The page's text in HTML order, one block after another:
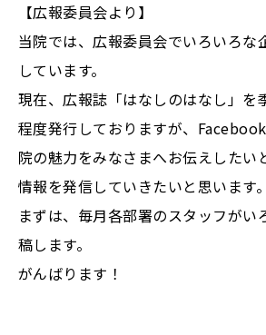
【広報委員会より】
当院では、広報委員会でいろいろな
しています。
現在、広報誌「はなしのはなし」を
程度発行しておりますが、
院の魅力をみなさまへお伝えしたい
情報を発信していきたいと思います。
まずは、毎月各部署のスタッフがい
稿します。
がんばります！